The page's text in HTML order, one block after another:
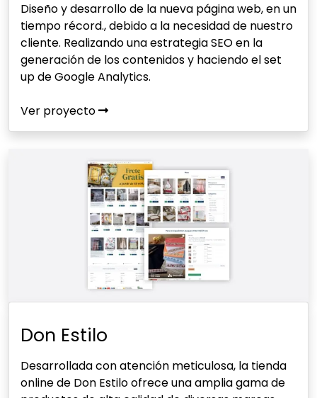
Diseño y desarrollo de la nueva página web, en un
tiempo récord., debido a la necesidad de nuestro
cliente. Realizando una estrategia SEO en la
generación de los contenidos y haciendo el set
up de Google Analytics.
Ver proyecto
Don Estilo
Desarrollada con atención meticulosa, la tienda
online de Don Estilo ofrece una amplia gama de